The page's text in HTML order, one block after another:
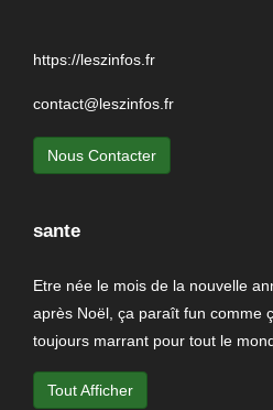
https://leszinfos.fr
contact@leszinfos.fr
Nous Contacter
sante
Etre née le mois de la nouvelle
après Noël, ça paraît fun comme
toujours marrant pour tout le
Tout Afficher